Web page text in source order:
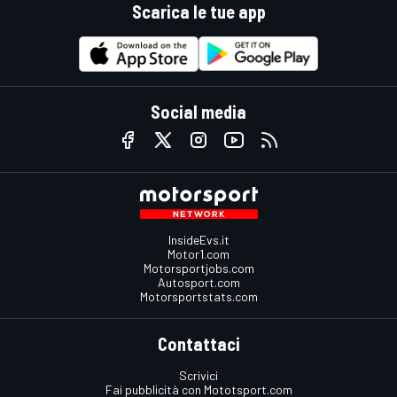
Scarica le tue app
Social media
InsideEvs.it
Motor1.com
Motorsportjobs.com
Autosport.com
Motorsportstats.com
Contattaci
Scrivici
Fai pubblicità con Mototsport.com